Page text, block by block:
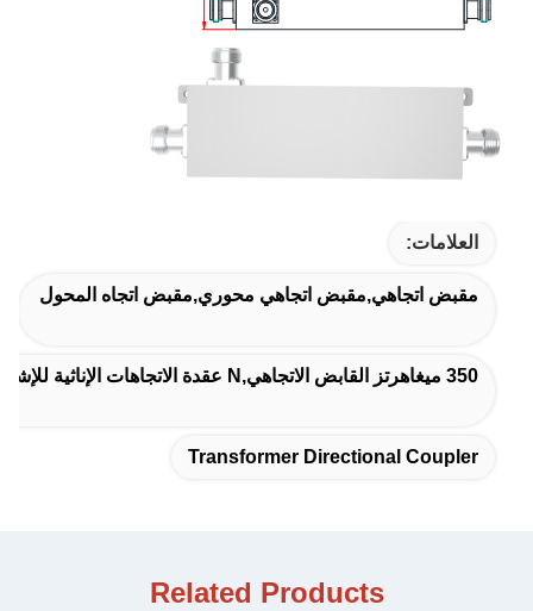
العلامات:
مقبض اتجاهي,مقبض اتجاهي محوري,مقبض اتجاه المحول
350 ميغاهرتز القابض الاتجاهي,N عقدة الاتجاهات الإناثية للإشارة
Transformer Directional Coupler
Related Products